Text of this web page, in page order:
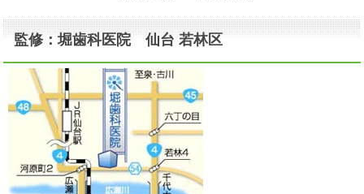
監修：堀歯科医院 仙台 若林区